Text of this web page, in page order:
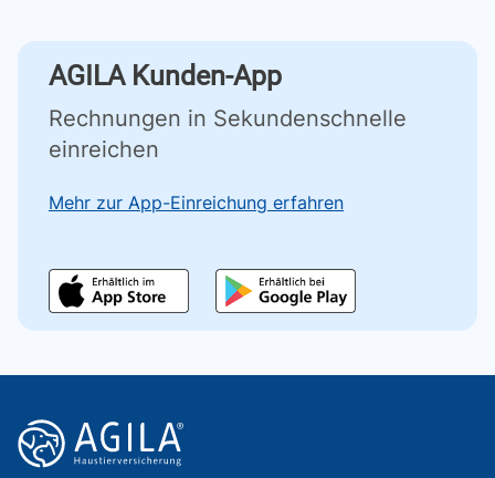
AGILA Kunden-App
Rechnungen in Sekundenschnelle
einreichen
Mehr zur App-Einreichung erfahren